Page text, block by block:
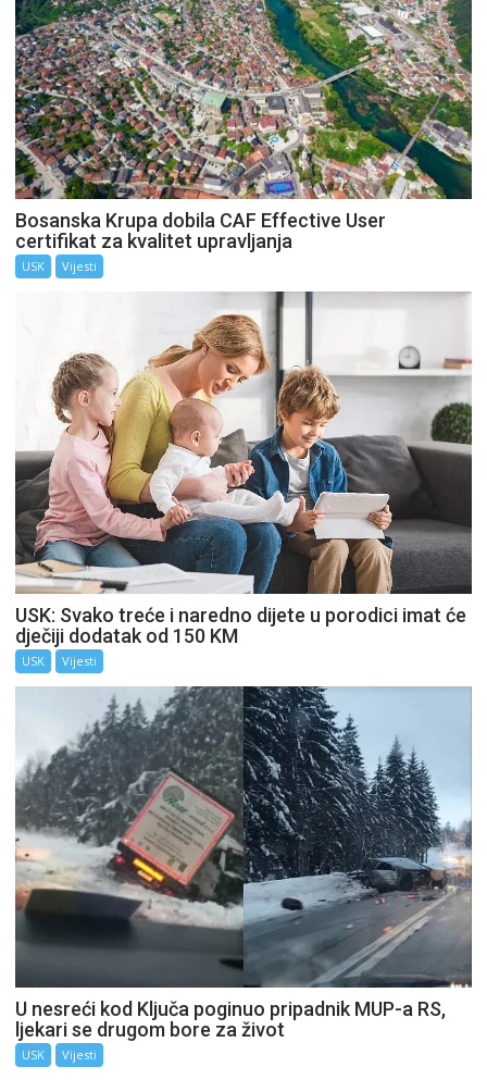
Bosanska Krupa dobila CAF Effective User
certifikat za kvalitet upravljanja
USK Vijesti
USK: Svako treće i naredno dijete u porodici imat će
dječiji dodatak od 150 KM
USK Vijesti
U nesreći kod Ključa poginuo pripadnik MUP-a RS,
ljekari se drugom bore za život
USK Vijesti